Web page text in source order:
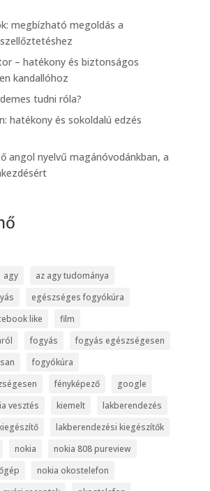
megbízható megoldás a
– hatékony és biztonságos
kandallóhoz
tudni róla?
hatékony és sokoldalú edzés
angol nyelvű magánóvodánkban, a
agy
az agy tudománya
egészséges fogyókúra
like
film
fogyás
fogyás egészségesen
fogyókúra
fényképező
google
vesztés kiemelt
lakberendezés
lakberendezési kiegészítők
nokia
nokia 808 pureview
nokia okostelefon